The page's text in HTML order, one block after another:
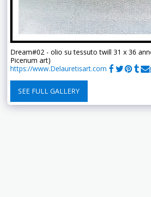
Dream#02 - olio su tessuto twill 31 x 36
Picenum art)
https://www.Delauretisart.com
SEE FULL GALLERY